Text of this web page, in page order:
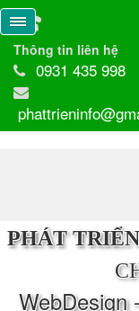
Thông tin liên hệ
0931 435 998
PHÁT TRIỂN
WebDesign